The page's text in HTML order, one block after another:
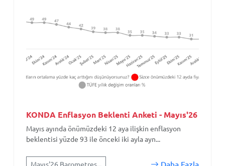
KONDA Enflasyon Beklenti Anketi - Mayıs'26
Mayıs ayında önümüzdeki 12 aya ilişkin enflasyon
beklentisi yüzde 93 ile önceki iki ayla ayn...
Mayıs'26 Barometres... Daha Fazla